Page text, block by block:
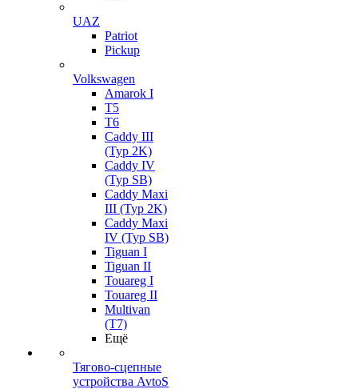
UAZ
Patriot
Pickup
Volkswagen
Amarok I
T5
T6
Caddy III
(Typ 2K)
Caddy IV
(Typ SB)
Caddy Maxi
III (Typ 2K)
Caddy Maxi
IV (Typ SB)
Tiguan I
Tiguan II
Touareg I
Touareg II
Multivan
(T7)
Ещё
Тягово-сцепные
устройства AvtoS